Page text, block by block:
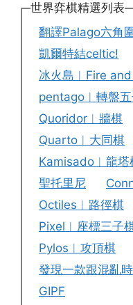
世界弈棋精選列表
翻譯Palago六角
凱爾特結celtic!
冰火島︱Fire
pentago︱轉盤
Quoridor︱牆棋
Quarto︱大同棋
Kamisado︱龍塔
聖托里尼
Octiles︱路徑棋
Pixel︱座標三子
Pylos︱攻頂棋
發現一款跟混亂
GIPF